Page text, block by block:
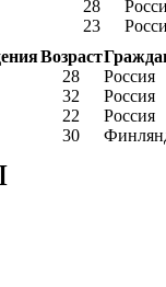
28
23
Возраст
28
Россия
32
Россия
22
Россия
30